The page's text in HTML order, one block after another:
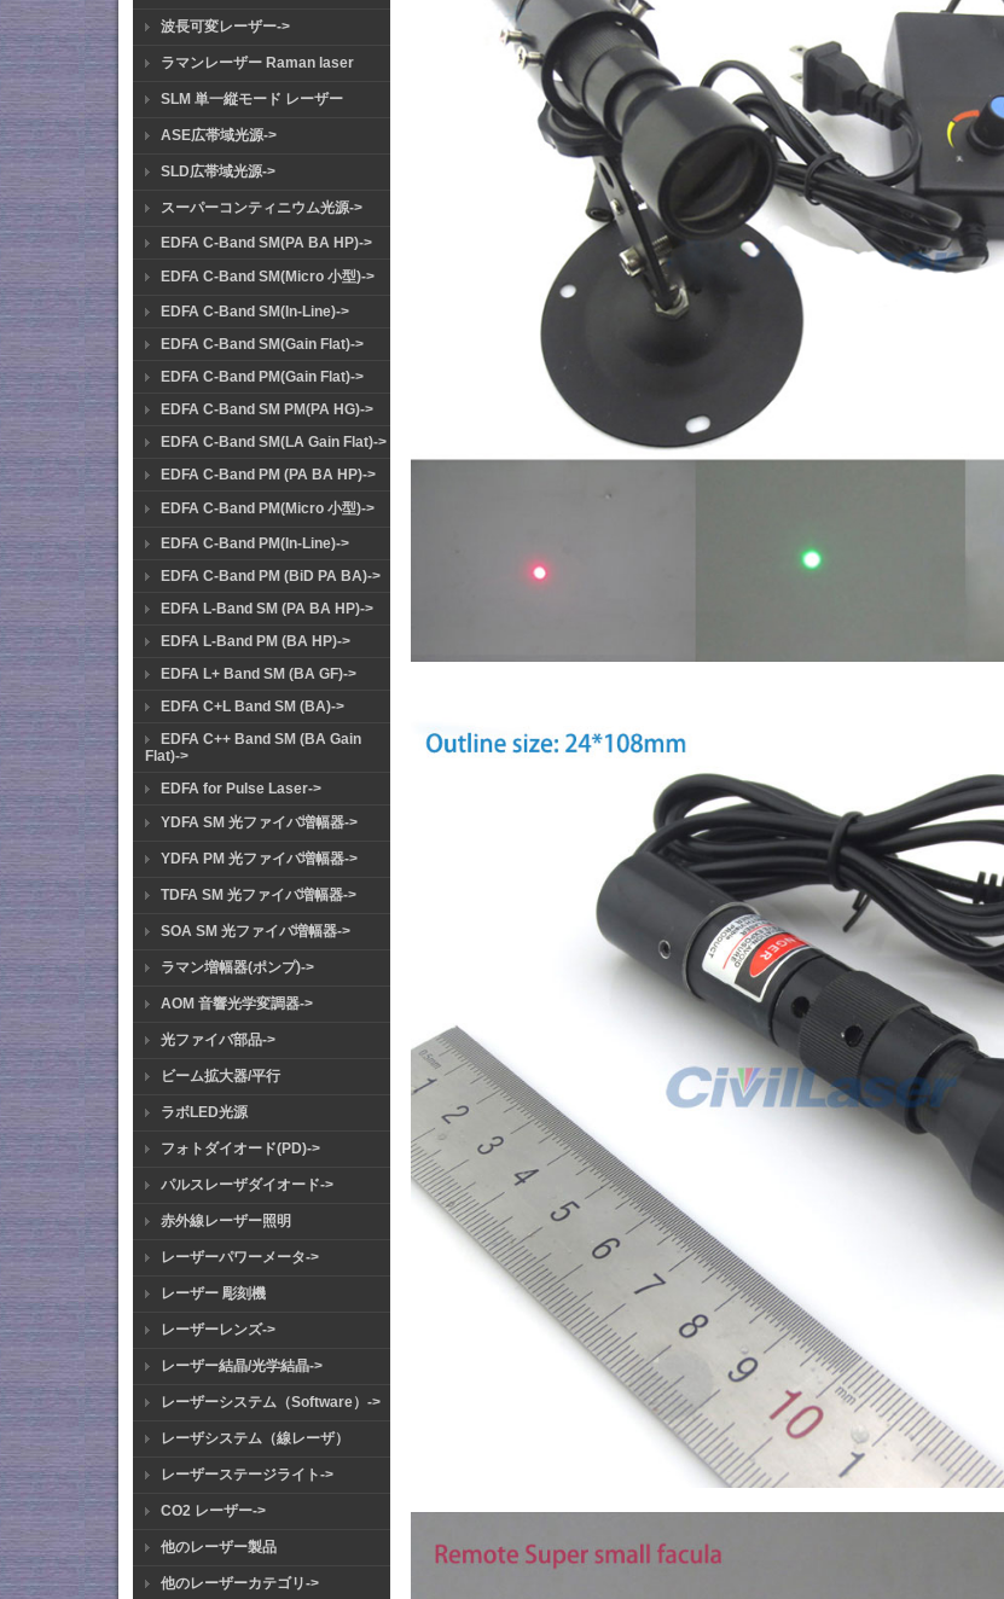
波長可変レーザー->
ラマンレーザー Raman laser
SLM 単一縦モード レーザー
ASE広帯域光源->
SLD広帯域光源->
スーパーコンティニウム光源->
EDFA C-Band SM(PA BA HP)->
EDFA C-Band SM(Micro 小型)->
EDFA C-Band SM(In-Line)->
EDFA C-Band SM(Gain Flat)->
EDFA C-Band PM(Gain Flat)->
EDFA C-Band SM PM(PA HG)->
EDFA C-Band SM(LA Gain Flat)->
EDFA C-Band PM (PA BA HP)->
EDFA C-Band PM(Micro 小型)->
EDFA C-Band PM(In-Line)->
EDFA C-Band PM (BiD PA BA)->
EDFA L-Band SM (PA BA HP)->
EDFA L-Band PM (BA HP)->
EDFA L+ Band SM (BA GF)->
EDFA C+L Band SM (BA)->
EDFA C++ Band SM (BA Gain
Flat)->
EDFA for Pulse Laser->
YDFA SM 光ファイバ増幅器->
YDFA PM 光ファイバ増幅器->
TDFA SM 光ファイバ増幅器->
SOA SM 光ファイバ増幅器->
ラマン増幅器(ポンプ)->
AOM 音響光学変調器->
光ファイバ部品->
ビーム拡大器/平行
ラボLED光源
フォトダイオード(PD)->
パルスレーザダイオード->
赤外線レーザー照明
レーザーパワーメータ->
レーザー 彫刻機
レーザーレンズ->
レーザー結晶/光学結晶->
レーザーシステム（Software）->
レーザシステム（線レーザ）
レーザーステージライト->
CO2 レーザー->
他のレーザー製品
他のレーザーカテゴリ->